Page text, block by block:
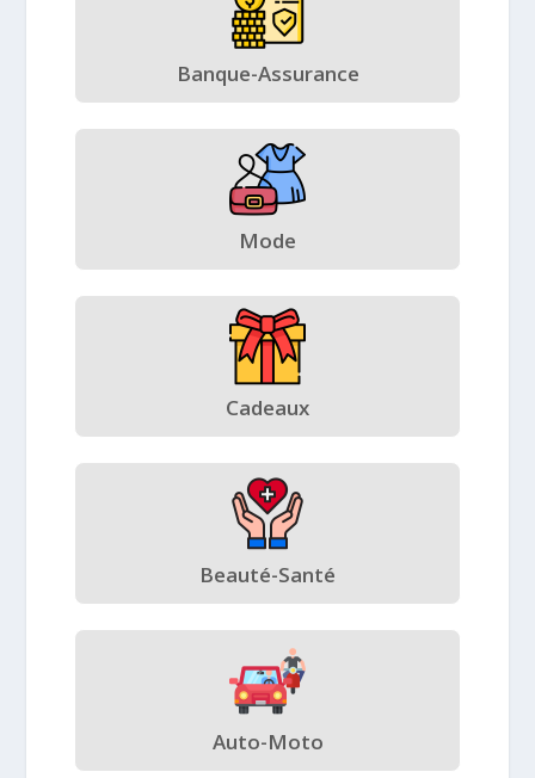
Banque-Assurance
Mode
Cadeaux
Beauté-Santé
Auto-Moto